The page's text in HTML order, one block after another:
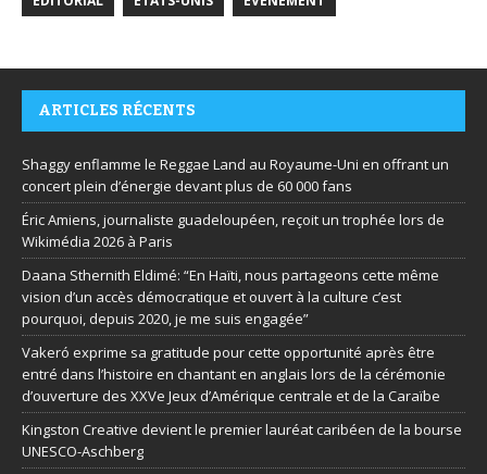
ARTICLES RÉCENTS
Shaggy enflamme le Reggae Land au Royaume-Uni en offrant un
concert plein d’énergie devant plus de 60 000 fans
Éric Amiens, journaliste guadeloupéen, reçoit un trophée lors de
Wikimédia 2026 à Paris
Daana Sthernith Eldimé: “En Haïti, nous partageons cette même
vision d’un accès démocratique et ouvert à la culture c’est
pourquoi, depuis 2020, je me suis engagée”
Vakeró exprime sa gratitude pour cette opportunité après être
entré dans l’histoire en chantant en anglais lors de la cérémonie
d’ouverture des XXVe Jeux d’Amérique centrale et de la Caraïbe
Kingston Creative devient le premier lauréat caribéen de la bourse
UNESCO-Aschberg